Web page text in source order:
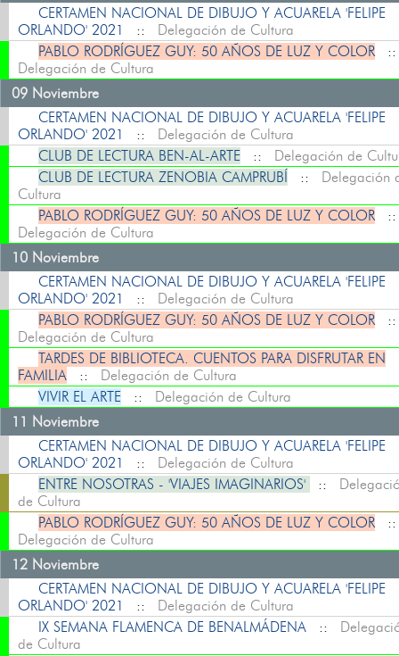
CERTAMEN NACIONAL DE DIBUJO Y ACUARELA 'FELIPE
ORLANDO' 2021
:: Delegación de Cultura
PABLO RODRÍGUEZ GUY: 50 AÑOS DE LUZ Y COLOR
Delegación de Cultura
09 Noviembre
CERTAMEN NACIONAL DE DIBUJO Y ACUARELA 'FELIPE
ORLANDO' 2021
:: Delegación de Cultura
CLUB DE LECTURA BEN-AL-ARTE :: Delegación de
CLUB DE LECTURA ZENOBIA CAMPRUBÍ :: Delegación
Cultura
PABLO RODRÍGUEZ GUY: 50 AÑOS DE LUZ Y COLOR
Delegación de Cultura
10 Noviembre
CERTAMEN NACIONAL DE DIBUJO Y ACUARELA 'FELIPE
ORLANDO' 2021
:: Delegación de Cultura
PABLO RODRÍGUEZ GUY: 50 AÑOS DE LUZ Y COLOR
Delegación de Cultura
TARDES DE BIBLIOTECA. CUENTOS PARA DISFRUTAR EN
FAMILIA :: Delegación de Cultura
VIVIR EL ARTE :: Delegación de Cultura
11 Noviembre
CERTAMEN NACIONAL DE DIBUJO Y ACUARELA 'FELIPE
ORLANDO' 2021
:: Delegación de Cultura
ENTRE NOSOTRAS - 'VIAJES IMAGINARIOS'
::
de Cultura
PABLO RODRÍGUEZ GUY: 50 AÑOS DE LUZ Y COLOR
Delegación de Cultura
12 Noviembre
CERTAMEN NACIONAL DE DIBUJO Y ACUARELA 'FELIPE
ORLANDO' 2021
:: Delegación de Cultura
IX SEMANA FLAMENCA DE BENALMÁDENA
::
de Cultura